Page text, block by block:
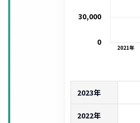
2021年
0
30,000
2023年
2022年